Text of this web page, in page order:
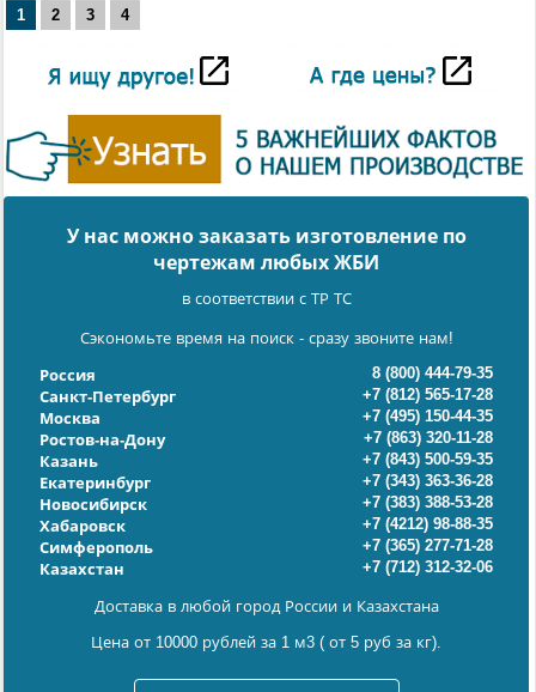
1 2 3 4
У нас можно заказать изготовление по
чертежам любых ЖБИ
в соответствии с ТР ТС
Сэкономьте время на поиск - сразу звоните нам!
Россия
8 (800) 444-79-35
Санкт-Петербург
+7 (812) 565-17-28
Москва
+7 (495) 150-44-35
Ростов-на-Дону
+7 (863) 320-11-28
Казань
+7 (843) 500-59-35
Екатеринбург
+7 (343) 363-36-28
Новосибирск
+7 (383) 388-53-28
Хабаровск
+7 (4212) 98-88-35
Симферополь
+7 (365) 277-71-28
Казахстан
+7 (712) 312-32-06
Доставка в любой город России и Казахстана
Цена от 10000 рублей за 1 м3 ( от 5 руб за кг).